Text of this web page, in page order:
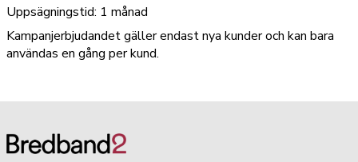
Uppsägningstid: 1 månad
Kampanjerbjudandet gäller endast nya kunder och kan bara
användas en gång per kund.